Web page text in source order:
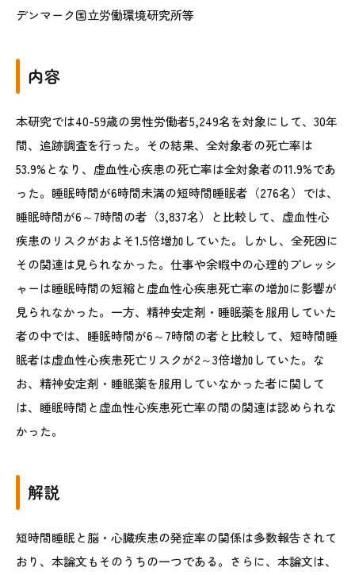
デンマーク国立労働環境研究所等
内容
本研究では40-59歳の男性労働者5,249名を対象にして、30年
間、追跡調査を行った。その結果、全対象者の死亡率は
53.9%となり、虚血性心疾患の死亡率は全対象者の11.9%であ
った。睡眠時間が6時間未満の短時間睡眠者（276名）では、
睡眠時間が6～7時間の者（3,837名）と比較して、虚血性心
疾患のリスクがおよそ1.5倍増加していた。しかし、全死因に
その関連は見られなかった。仕事や余暇中の心理的プレッシ
ャーは睡眠時間の短縮と虚血性心疾患死亡率の増加に影響が
見られなかった。一方、精神安定剤・睡眠薬を服用していた
者の中では、睡眠時間が6～7時間の者と比較して、短時間睡
眠者は虚血性心疾患死亡リスクが2～3倍増加していた。な
お、精神安定剤・睡眠薬を服用していなかった者に関して
は、睡眠時間と虚血性心疾患死亡率の間の関連は認められな
かった。
解説
短時間睡眠と脳・心臓疾患の発症率の関係は多数報告されて
おり、本論文もそのうちの一つである。さらに、本論文は、